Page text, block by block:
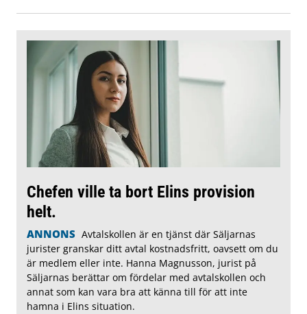
Chefen ville ta bort Elins provision
helt.
ANNONS Avtalskollen är en tjänst där Säljarnas
jurister granskar ditt avtal kostnadsfritt, oavsett om du
är medlem eller inte. Hanna Magnusson, jurist på
Säljarnas berättar om fördelar med avtalskollen och
annat som kan vara bra att känna till för att inte
hamna i Elins situation.